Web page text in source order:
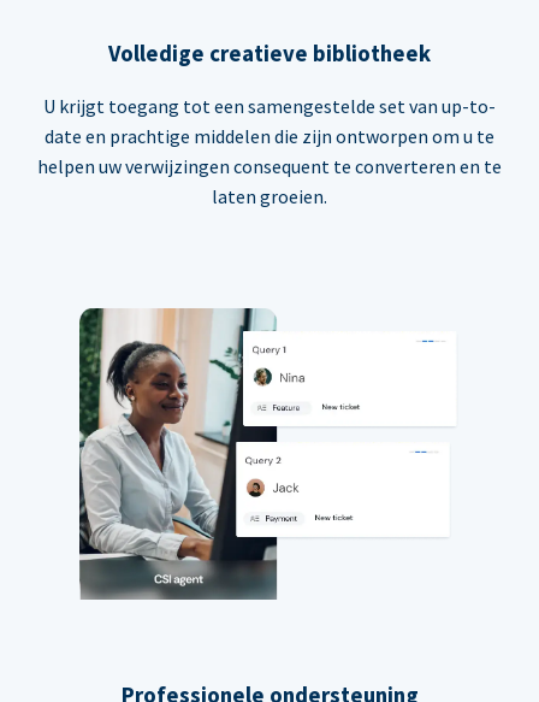
Volledige creatieve bibliotheek
U krijgt toegang tot een samengestelde set van up-to-
date en prachtige middelen die zijn ontworpen om u te
helpen uw verwijzingen consequent te converteren en te
laten groeien.
Professionele ondersteuning